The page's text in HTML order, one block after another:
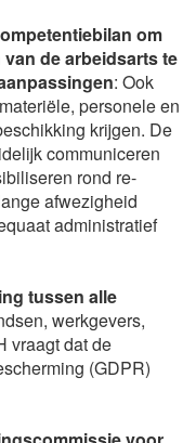
om
de arbeidsarts te
: Ook
personele en
krijgen. De
communiceren
rond re-
afwezigheid
administratief
tussen alle
werkgevers,
vraagt dat de
(GDPR)